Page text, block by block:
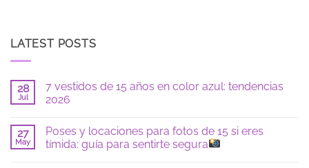
LATEST POSTS
28
Jul
7 vestidos de 15 años en color azul: tendencias
2026
comentarios
en
7
27
May
Poses y locaciones para fotos de 15 si eres
tímida: guía para sentirte segura